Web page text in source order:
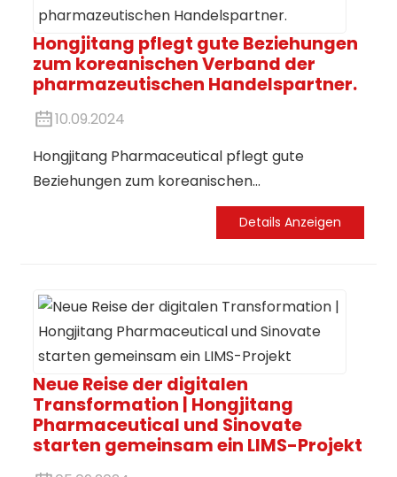
Volksrepublik China bietet eine rechtliche
Grundlage für die traditionelle chinesische
Medizinindustrie.
Hongjitang pflegt gute Beziehungen
zum koreanischen Verband der
pharmazeutischen Handelspartner.
10.09.2024
Hongjitang Pharmaceutical pflegt gute
Beziehungen zum koreanischen
Arzneimittelverband. Im Mittelpunkt der
Bereichen. Hongjitang erklärte, diese
Kooperation werde die
Internationalisierungsstrategie des
Unternehmens maßgeblich unterstützen und
gleichzeitig weitere internationale
Kooperationsmöglichkeiten und
Entwicklungspotenziale eröffnen. Durch diese
Details Anzeigen
Neue Reise der digitalen
Transformation | Hongjitang
Pharmaceutical und Sinovate
starten gemeinsam ein LIMS-Projekt